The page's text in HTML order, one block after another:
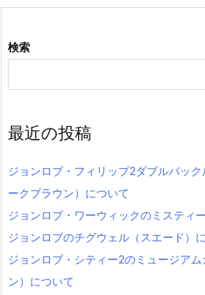
検索
最近の投稿
ジョンロブ・フィリップ2ダブルバッ
ークブラウン）について
ジョンロブ・ワーウィックのミスティ
ジョンロブのチグウェル（スエード）
ジョンロブ・シティー2のミュージア
ン）について